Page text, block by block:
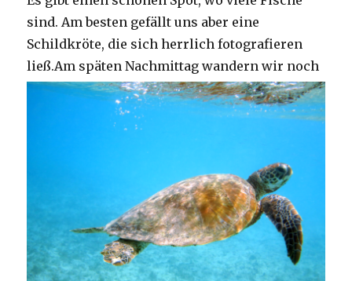
sind. Am besten gefällt uns aber eine
Schildkröte, die sich herrlich fotografieren
ließ.Am späten Nachmittag wandern wir noch